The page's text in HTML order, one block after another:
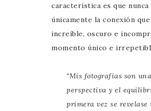
característica es que
únicamente la conexión
increíble, oscuro e
momento único e
“Mis fotografías son
perspectiva y el
primera vez se revelase